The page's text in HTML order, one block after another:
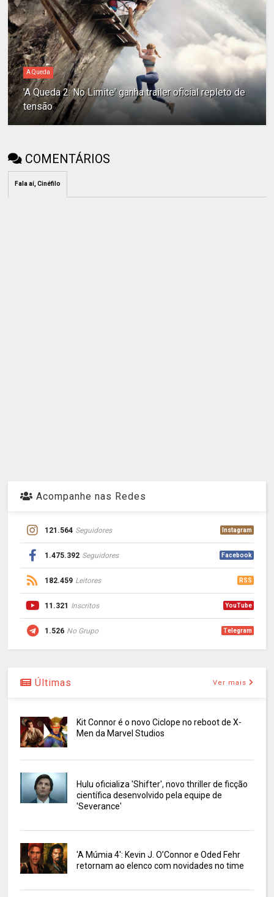
A Queda
'A Queda 2: No Limite' ganha trailer oficial repleto de
tensão
COMENTÁRIOS
Fala aí, Cinéfilo
Acompanhe nas Redes
121.564 Seguidores Instagram
1.475.392 Seguidores Facebook
182.459 Leitores RSS
11.321 Inscritos YouTube
1.526 No Grupo Telegram
Últimas Ver mais
Kit Connor é o novo Ciclope no reboot de X-
Men da Marvel Studios
Hulu oficializa 'Shifter', novo thriller de ficção
científica desenvolvido pela equipe de
'Severance'
'A Múmia 4': Kevin J. O’Connor e Oded Fehr
retornam ao elenco com novidades no time